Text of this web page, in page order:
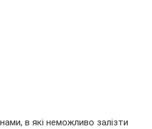
в які неможливо залізти